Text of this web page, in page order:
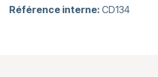
Référence interne: CD134